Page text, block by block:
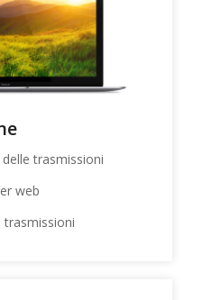
trasmissioni
web